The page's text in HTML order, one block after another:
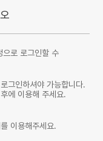
으로 로그인할 수
그인하셔야 가능합니다.
에 이용해 주세요.
이용해주세요.